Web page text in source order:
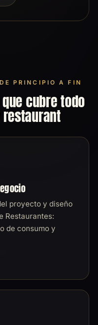
PRINCIPIO A FIN
cubre todo
proyecto y diseño
Restaurantes:
de consumo y